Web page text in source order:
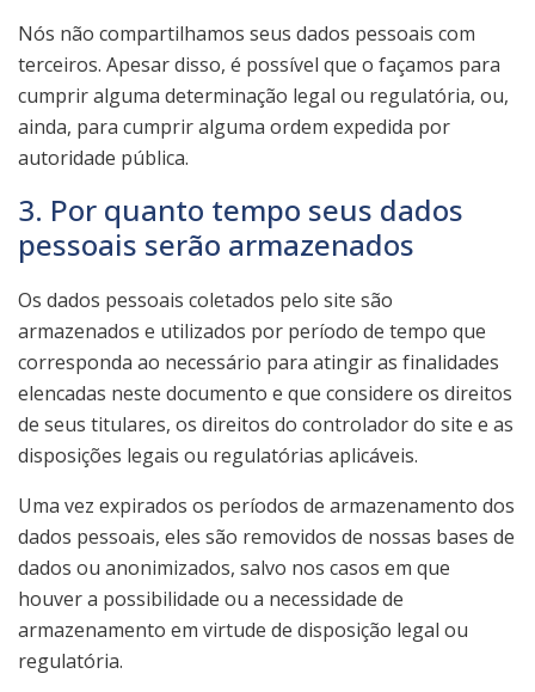
Nós não compartilhamos seus dados pessoais com
terceiros. Apesar disso, é possível que o façamos para
cumprir alguma determinação legal ou regulatória, ou,
ainda, para cumprir alguma ordem expedida por
autoridade pública.
3. Por quanto tempo seus dados
pessoais serão armazenados
Os dados pessoais coletados pelo site são
armazenados e utilizados por período de tempo que
corresponda ao necessário para atingir as finalidades
elencadas neste documento e que considere os direitos
de seus titulares, os direitos do controlador do site e as
disposições legais ou regulatórias aplicáveis.
Uma vez expirados os períodos de armazenamento dos
dados pessoais, eles são removidos de nossas bases de
dados ou anonimizados, salvo nos casos em que
houver a possibilidade ou a necessidade de
armazenamento em virtude de disposição legal ou
regulatória.